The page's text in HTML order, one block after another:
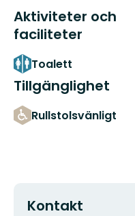
Aktiviteter och
faciliteter
Toalett
Tillgänglighet
Rullstolsvänligt
Kontakt